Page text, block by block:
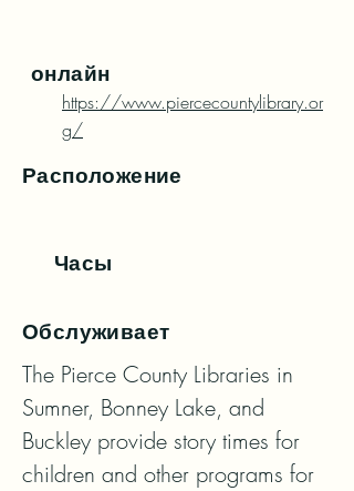
онлайн
https://www.piercecountylibrary.or
g/
Расположение
Часы
Обслуживает
The Pierce County Libraries in
Sumner, Bonney Lake, and
Buckley provide story times for
children and other programs for